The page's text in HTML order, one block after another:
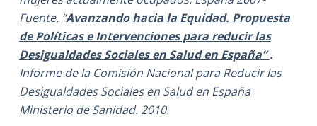
Fuente.“Avanzando hacia la Equidad. Propuesta
de Políticas e Intervenciones para reducir las
Desigualdades Sociales en Salud en España”.
Informe de la Comisión Nacional para Reducir las
Desigualdades Sociales en Salud en España
Ministerio de Sanidad. 2010.